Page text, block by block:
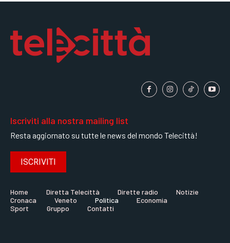
Iscriviti alla nostra mailing list
Resta aggiornato su tutte le news del mondo Telecittà!
ISCRIVITI
Home Diretta Telecittà Dirette radio
Notizie
Cronaca
Veneto Politica
Economia
Sport
Gruppo Contatti